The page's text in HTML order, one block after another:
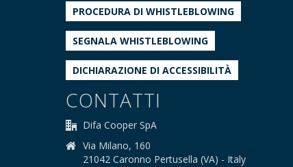
PROCEDURA DI WHISTLEBLOWING
SEGNALA WHISTLEBLOWING
DICHIARAZIONE DI ACCESSIBILITÀ
CONTATTI
Difa Cooper SpA
Via Milano, 160
21042 Caronno Pertusella (VA) - Italy